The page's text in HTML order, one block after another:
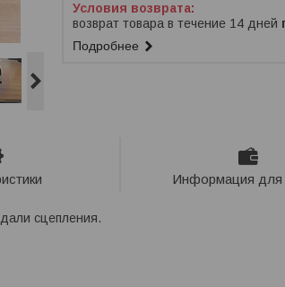
возврат товара в течение 14 дней
Подробнее
Информация для
сцепления.